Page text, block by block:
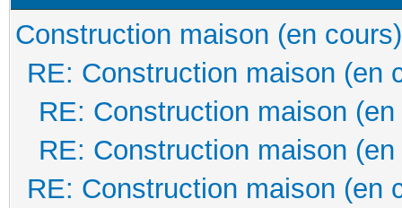
Construction maison (en cours)
RE: Construction maison (en
RE: Construction maison
RE: Construction maison
RE: Construction maison (en